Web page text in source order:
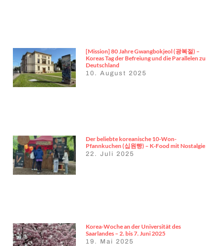
[Mission] 80 Jahre Gwangbokjeol (광복절) –
Koreas Tag der Befreiung und die Parallelen zu
Deutschland
10. August 2025
Der beliebte koreanische 10-Won-
Pfannkuchen (십원빵) – K-Food mit Nostalgie
22. Juli 2025
Korea-Woche an der Universität des
Saarlandes – 2. bis 7. Juni 2025
19. Mai 2025